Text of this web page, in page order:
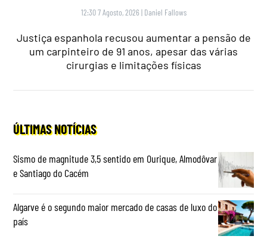
12:30 7 Agosto, 2026 | Daniel Fallows
Justiça espanhola recusou aumentar a pensão de
um carpinteiro de 91 anos, apesar das várias
cirurgias e limitações físicas
ÚLTIMAS NOTÍCIAS
Sismo de magnitude 3,5 sentido em Ourique, Almodôvar
e Santiago do Cacém
Algarve é o segundo maior mercado de casas de luxo do
país